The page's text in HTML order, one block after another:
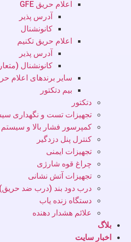
اعلام حریق GFE
آدرس پذیر
کانونشنال
اعلام حریق تکنیم
آدرس پذیر
کانونشنال
سایر برندهای اعلام
بیم دتکتور
دتکتور
تجهیزات تست و نگهداری
کمپرسور فشار بالا و
کنترل پنل دزدگیر
تجهیزات ایمنی
چراغ قوه شارژی
تجهیزات آتش نشانی
درب دود بند (درب ضد حریق)
دستگاه زنده یاب
علائم هشدار دهنده
بلاگ
اخبار سایت